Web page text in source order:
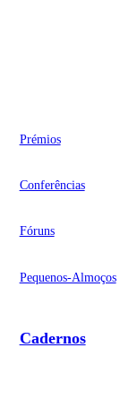
Prémios
Conferências
Fóruns
Pequenos-Almoços
Cadernos